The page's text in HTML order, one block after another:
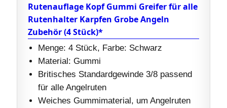
Rutenauflage Kopf Gummi Greifer für alle
Rutenhalter Karpfen Grobe Angeln
Zubehör (4 Stück)*
Menge: 4 Stück, Farbe: Schwarz
Material: Gummi
Britisches Standardgewinde 3/8 passend
für alle Angelruten
Weiches Gummimaterial, um Angelruten